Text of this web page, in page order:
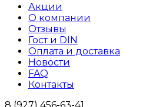
Акции
О компании
Отзывы
Гост и DIN
Оплата и доставка
Новости
FAQ
Контакты
8 (927) 456-63-41